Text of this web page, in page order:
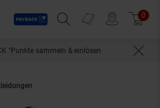
Payback
Suchfeld einblenden
Prospekte 0
°Punkte sammeln & einlösen